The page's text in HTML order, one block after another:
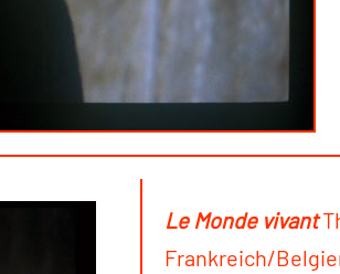
Le Monde vivant
Frankreich/